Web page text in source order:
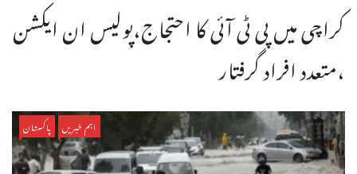
کراچی میں پی ٹی آئی کا احتجاج،پولیس ان ایکشن
،متعدد افراد گرفتار
اہم خبریں پاکستان